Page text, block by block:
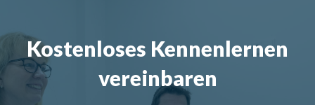
Kostenloses Kennenlernen
vereinbaren